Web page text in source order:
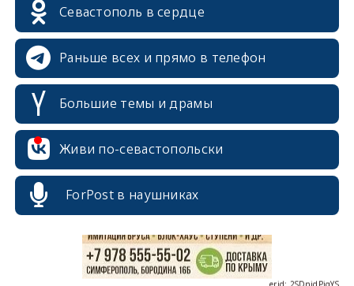
Севастополь в сердце
Раньше всех и прямо в телефон
Большие темы и драмы
Живи по-севастопольски
ForPost в наушниках
erid: 2SDnjcrDNw6